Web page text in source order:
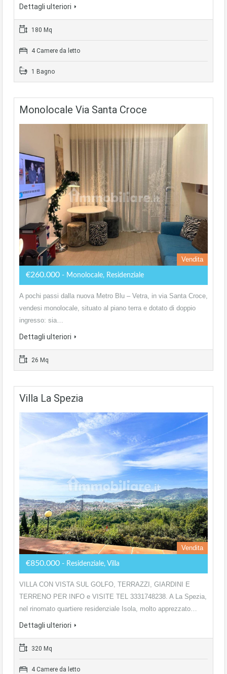
Dettagli ulteriori
180 Mq
4 Camere da letto
1 Bagno
Monolocale Via Santa Croce
Vendita
€260.000 - Monolocale, Residenziale
A pochi passi dalla nuova Metro Blu – Vetra, in via Santa Croce,
vendesi monolocale, situato al piano terra e dotato di doppio
ingresso: sia…
Dettagli ulteriori
26 Mq
Villa La Spezia
Vendita
€850.000 - Residenziale, Villa
VILLA CON VISTA SUL GOLFO, TERRAZZI, GIARDINI E
TERRENO PER INFO e VISITE TEL 3331748238. A La Spezia,
nel rinomato quartiere residenziale Isola, molto apprezzato…
Dettagli ulteriori
320 Mq
4 Camere da letto